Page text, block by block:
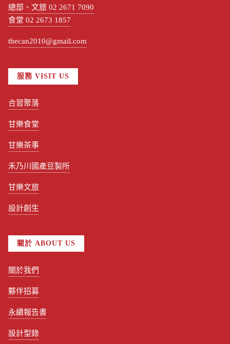
總部、文旅 02 2671 7090
食堂 02 2673 1857
thecan2010@gmail.com
服務 VISIT US
合習聚落
甘樂食堂
甘樂茶事
禾乃川國產豆製所
甘樂文旅
設計創生
關於 ABOUT US
關於我們
夥伴招募
永續報告書
設計型錄